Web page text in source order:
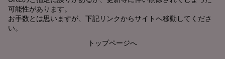
可能性があります。
お手数とは思いますが、下記リンクからサイトへ移動してくださ
い。
トップページへ